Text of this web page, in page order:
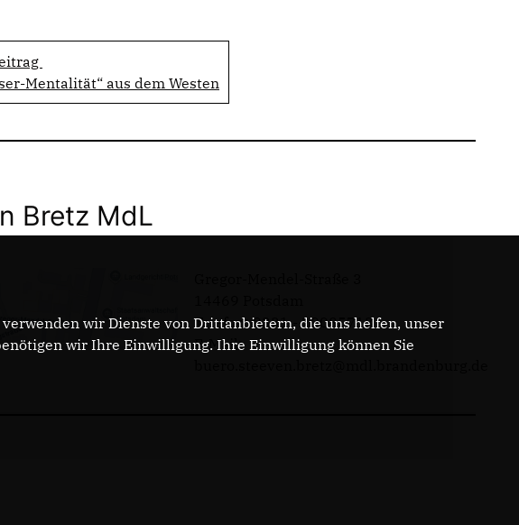
Mentalität“ aus dem Westen
Bretz MdL
Telefon: 0331 - 20085713
E-Mail:
wir Dienste von Drittanbietern, die uns helfen, unser
wir Ihre Einwilligung. Ihre Einwilligung können Sie